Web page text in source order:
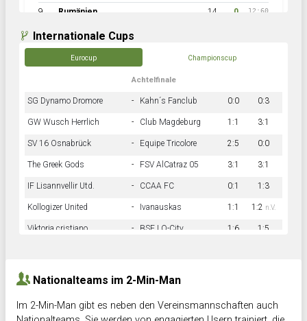
9 Rumänien 14 0 12:60
Internationale Cups
Eurocup Championscup
Achtelfinale
SG Dynamo Dromore - Kahn´s Fanclub 0:0 0:3
GW Wusch Herrlich - Club Magdeburg 1:1 3:1
SV 16 Osnabrück - Equipe Tricolore 2:5 0:0
The Greek Gods - FSV AlCatraz 05 3:1 3:1
IF Lisannvellir Utd. - CCAA FC 0:1 1:3
Kollogizer United - Ivanauskas 1:1 1:2 n.V.
Viktoria cristiano - BSF LO-City 1:6 1:5
Nationalteams im 2-Min-Man
Im 2-Min-Man gibt es neben den Vereinsmannschaften auch